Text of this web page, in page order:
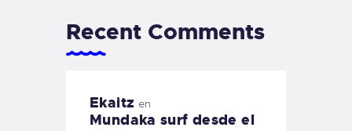
Recent Comments
Ekaitz en
Mundaka surf desde el